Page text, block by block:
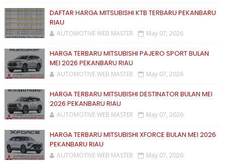
DAFTAR HARGA MITSUBISHI KTB TERBARU PEKANBARU
RIAU
AUTOMOTIVE WEB MASTER May 07, 2026
HARGA TERBARU MITSUBISHI PAJERO SPORT BULAN
MEI 2026 PEKANBARU RIAU
AUTOMOTIVE WEB MASTER May 07, 2026
HARGA TERBARU MITSUBISHI DESTINATOR BULAN MEI
2026 PEKANBARU RIAU
AUTOMOTIVE WEB MASTER May 07, 2026
HARGA TERBARU MITSUBISHI XFORCE BULAN MEI 2026
PEKANBARU RIAU
AUTOMOTIVE WEB MASTER May 07, 2026